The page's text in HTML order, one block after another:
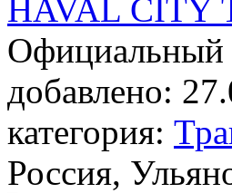
HAVAL CITY
Официальный
добавлено:
категория:
Россия,